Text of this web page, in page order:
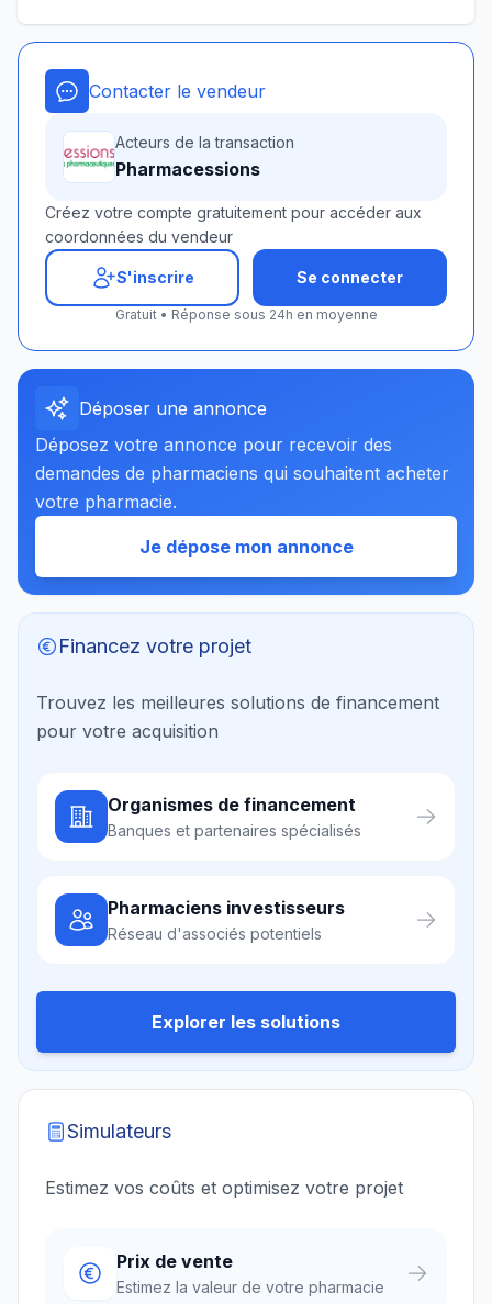
Contacter le vendeur
Acteurs de la transaction
Pharmacessions
Créez votre compte gratuitement pour accéder aux
coordonnées du vendeur
S'inscrire Se connecter
Gratuit • Réponse sous 24h en moyenne
Déposer une annonce
Déposez votre annonce pour recevoir des
demandes de pharmaciens qui souhaitent acheter
votre pharmacie.
Je dépose mon annonce
Financez votre projet
Trouvez les meilleures solutions de financement
pour votre acquisition
Organismes de financement
Banques et partenaires spécialisés
Pharmaciens investisseurs
Réseau d'associés potentiels
Explorer les solutions
Simulateurs
Estimez vos coûts et optimisez votre projet
Prix de vente
Estimez la valeur de votre pharmacie